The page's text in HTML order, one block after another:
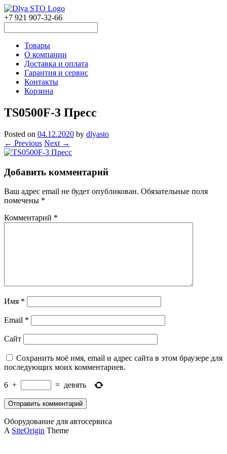
+7 921 907-32-66
Товары
О компании
Доставка и оплата
Гарантия и сервис
Контакты
Корзина
TS0500F-3 Пресс
Posted on 04.12.2020 by dlyasto
← Previous Next →
Добавить комментарий
Ваш адрес email не будет опубликован. Обязательные поля
помечены *
Комментарий *
Имя *
Email *
Сайт
Сохранить моё имя, email и адрес сайта в этом браузере для
последующих моих комментариев.
6 + = девять
Оборудование для автосервиса
A SiteOrigin Theme